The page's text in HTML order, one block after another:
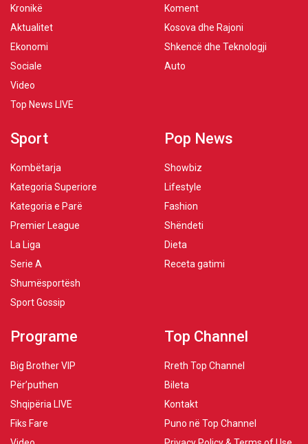
Kronikë
Aktualitet
Ekonomi
Sociale
Video
Top News LIVE
Koment
Kosova dhe Rajoni
Shkencë dhe Teknologji
Auto
Sport
Kombëtarja
Kategoria Superiore
Kategoria e Parë
Premier League
La Liga
Serie A
Shumësportësh
Sport Gossip
Pop News
Showbiz
Lifestyle
Fashion
Shëndeti
Dieta
Receta gatimi
Programe
Big Brother VIP
Për’puthen
Shqipëria LIVE
Fiks Fare
Top Channel
Rreth Top Channel
Bileta
Kontakt
Puno në Top Channel